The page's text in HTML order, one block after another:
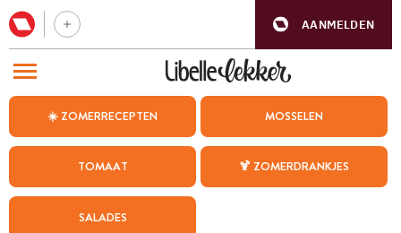
AANMELDEN
☀️ ZOMERRECEPTEN MOSSELEN
TOMAAT 🍹 ZOMERDRANKJES
SALADES
BEZOEK ONZE ANDERE WEBSITES
WEEKMENU
CHAT MET MAIA